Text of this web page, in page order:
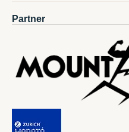
Partner